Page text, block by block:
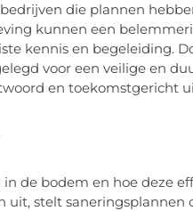
die plannen
kunnen een
kennis en begeleiding.
voor een veilige en
en toekomstgericht
de bodem en hoe deze
uit, stelt saneringsplannen